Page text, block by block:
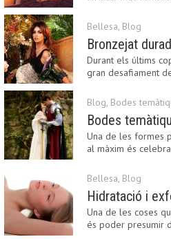
Bellesa, Blog
Durant els últims
gran desafiament
Blog, Bodes
Bodes
Una de les formes
al màxim és
Bellesa, Blog
Una de les coses
és poder presumir